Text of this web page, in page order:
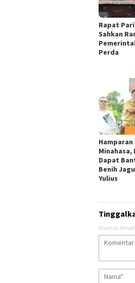
Rapat
Sahkan
Perda
Hamparan
Minahasa,
Dapat
Benih
Yulius
Alamat